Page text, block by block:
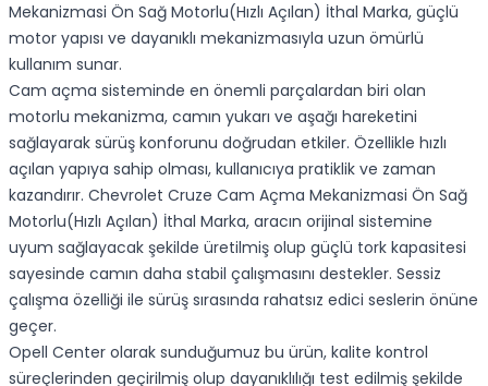
Mekanizmasi Ön Sağ Motorlu(Hızlı Açılan) İthal Marka, güçlü
motor yapısı ve dayanıklı mekanizmasıyla uzun ömürlü
kullanım sunar.
Cam açma sisteminde en önemli parçalardan biri olan
motorlu mekanizma, camın yukarı ve aşağı hareketini
sağlayarak sürüş konforunu doğrudan etkiler. Özellikle hızlı
açılan yapıya sahip olması, kullanıcıya pratiklik ve zaman
kazandırır. Chevrolet Cruze Cam Açma Mekanizmasi Ön Sağ
Motorlu(Hızlı Açılan) İthal Marka, aracın orijinal sistemine
uyum sağlayacak şekilde üretilmiş olup güçlü tork kapasitesi
sayesinde camın daha stabil çalışmasını destekler. Sessiz
çalışma özelliği ile sürüş sırasında rahatsız edici seslerin önüne
geçer.
Opell Center olarak sunduğumuz bu ürün, kalite kontrol
süreçlerinden geçirilmiş olup dayanıklılığı test edilmiş şekilde